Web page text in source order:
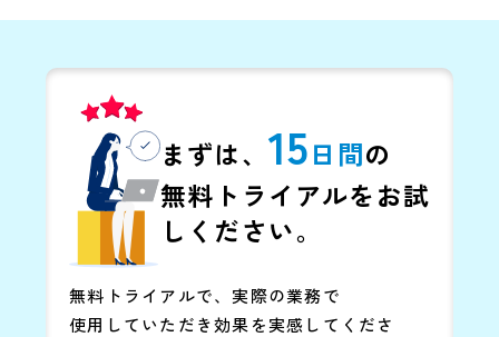
まずは、 15日 間の
無料トライアルをお試
しください。
無料トライアルで、実際の業務で
使用していただき効果を実感してくださ